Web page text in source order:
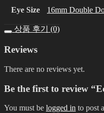
Eye Size 16mm Double
상품 후기 (0)
Reviews
There are no reviews yet.
Be the first to review
You must be logged in to post